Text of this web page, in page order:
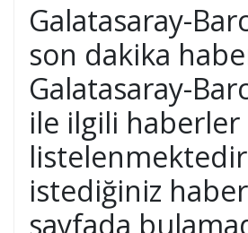
Galatasaray-
son dakika
Galatasaray-
ile ilgili haberler
istediğiniz
sayfada